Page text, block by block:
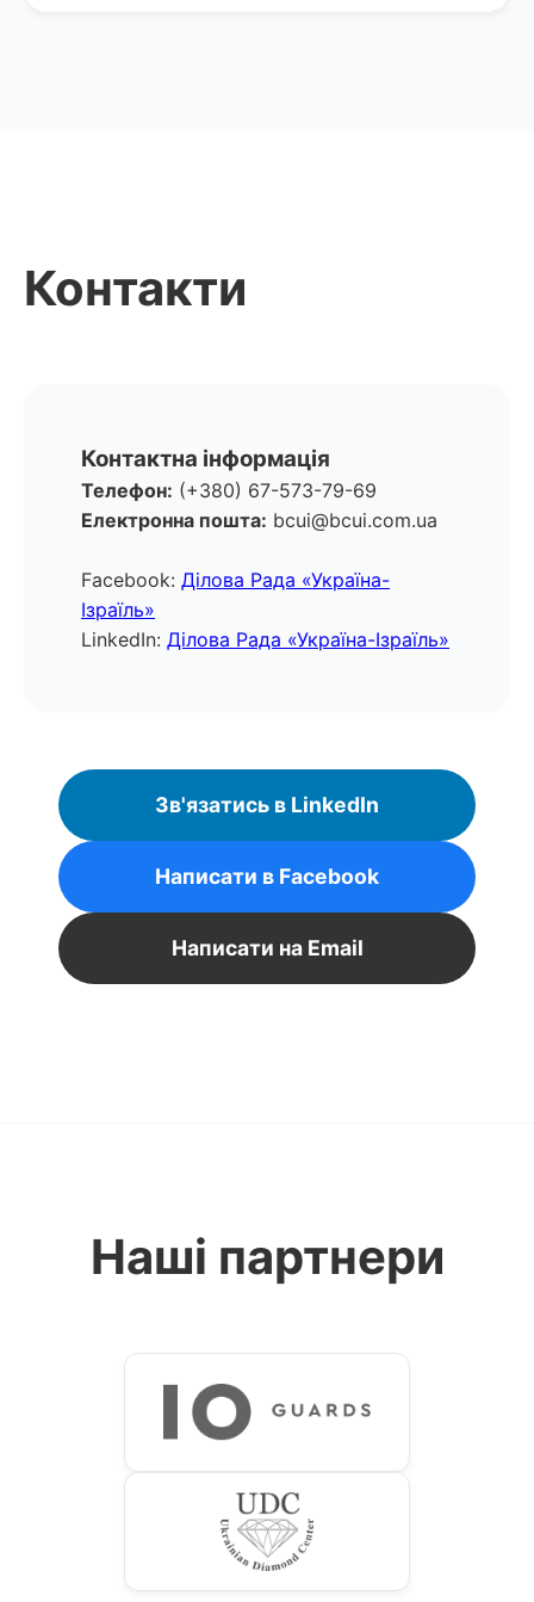
Контакти
Контактна інформація
Телефон: (+380) 67-573-79-69
Електронна пошта: bcui@bcui.com.ua
Facebook: Ділова Рада «Україна-
Ізраїль»
LinkedIn: Ділова Рада «Україна-Ізраїль»
Зв'язатись в LinkedIn
Написати в Facebook
Написати на Email
Наші партнери